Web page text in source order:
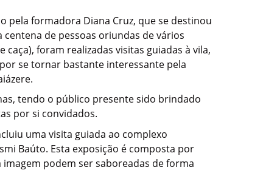
pela formadora Diana Cruz, que se destinou
de pessoas oriundas de vários
foram realizadas visitas guiadas à vila,
se tornar bastante interessante pela
tendo o público presente sido brindado
por si convidados.
uma visita guiada ao complexo
Baúto. Esta exposição é composta por
imagem podem ser saboreadas de forma